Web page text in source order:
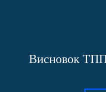
Висновок ТПП